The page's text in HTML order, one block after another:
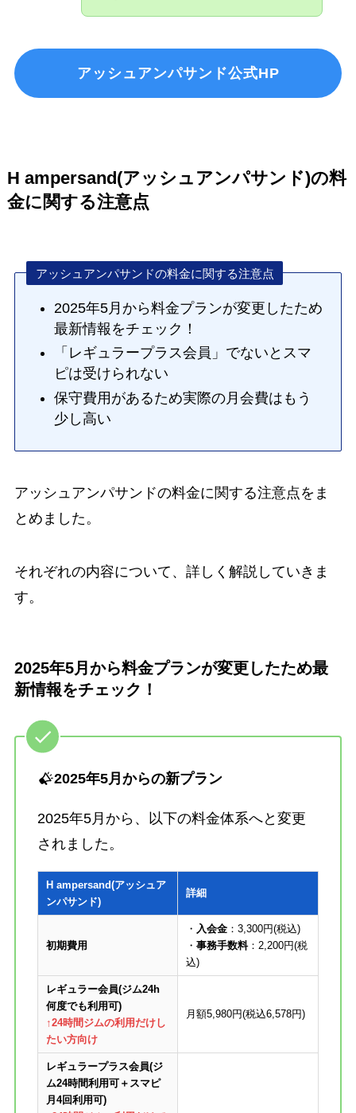
アッシュアンパサンド公式HP
H ampersand(アッシュアンパサンド)の料
金に関する注意点
アッシュアンパサンドの料金に関する注意点
2025年5月から料金プランが変更したため
最新情報をチェック！
「レギュラープラス会員」でないとスマ
ピは受けられない
保守費用があるため実際の月会費はもう
少し高い
アッシュアンパサンドの料金に関する注意点をま
とめました。
それぞれの内容について、詳しく解説していきま
す。
2025年5月から料金プランが変更したため最
新情報をチェック！
2025年5月からの新プラン
2025年5月から、以下の料金体系へと変更
されました。
H ampersand(アッシュア
ンパサンド)
詳細
初期費用
・ 入会金：3,300円(税込)
・ 事務手数料：2,200円(税
込)
レギュラー会員(ジム24h
何度でも利用可)
↑24時間ジムの利用だけし
たい方向け
月額5,980円(税込6,578円)
レギュラープラス会員(ジ
ム24時間利用可＋スマピ
月4回利用可)